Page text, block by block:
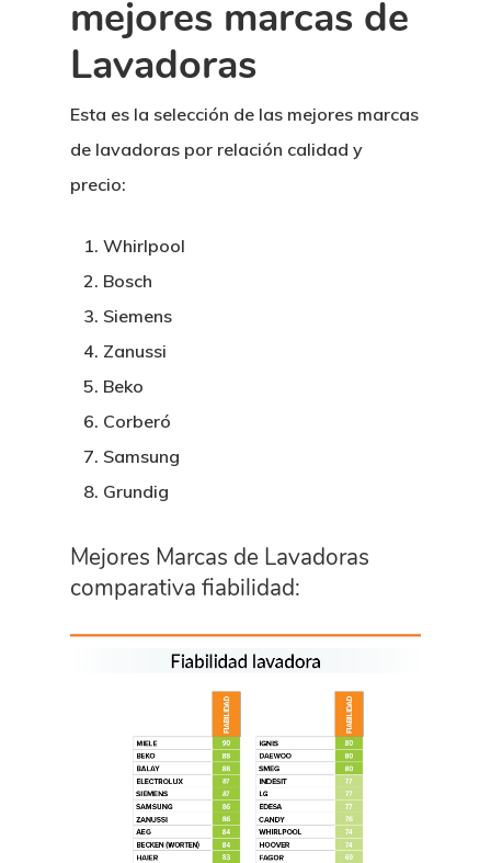
mejores marcas de
Lavadoras
Esta es la selección de las mejores marcas
de lavadoras por relación calidad y
precio:
Whirlpool
Bosch
Siemens
Zanussi
Beko
Corberó
Samsung
Grundig
Mejores Marcas de Lavadoras
comparativa fiabilidad: